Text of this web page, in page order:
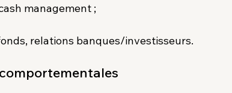
management ;
relations banques/investisseurs.